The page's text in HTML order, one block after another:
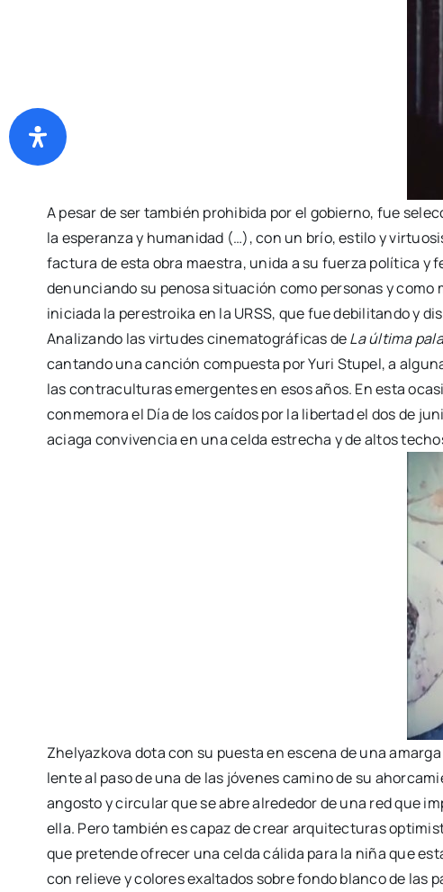
A pesar de ser también prohibida por el gobierno, fue
la esperanza y humanidad (…), con un brío, estilo y
factura de esta obra maestra, unida a su fuerza política y
denunciando su penosa situación como personas y
iniciada la perestroika en la URSS, que fue debilitando y
Analizando las virtudes cinematográficas deLa última
cantando una canción compuesta por Yuri Stupel, a
las contraculturas emergentes en esos años. En esta
conmemora el Día de los caídos por la libertad el dos de
aciaga convivencia en una celda estrecha y de altos
Zhelyazkova dota con su puesta en escena de una
lente al paso de una de las jóvenes camino de su
angosto y circular que se abre alrededor de una red que
ella. Pero también es capaz de crear arquitecturas
que pretende ofrecer una celda cálida para la niña que
con relieve y colores exaltados sobre fondo blanco de las